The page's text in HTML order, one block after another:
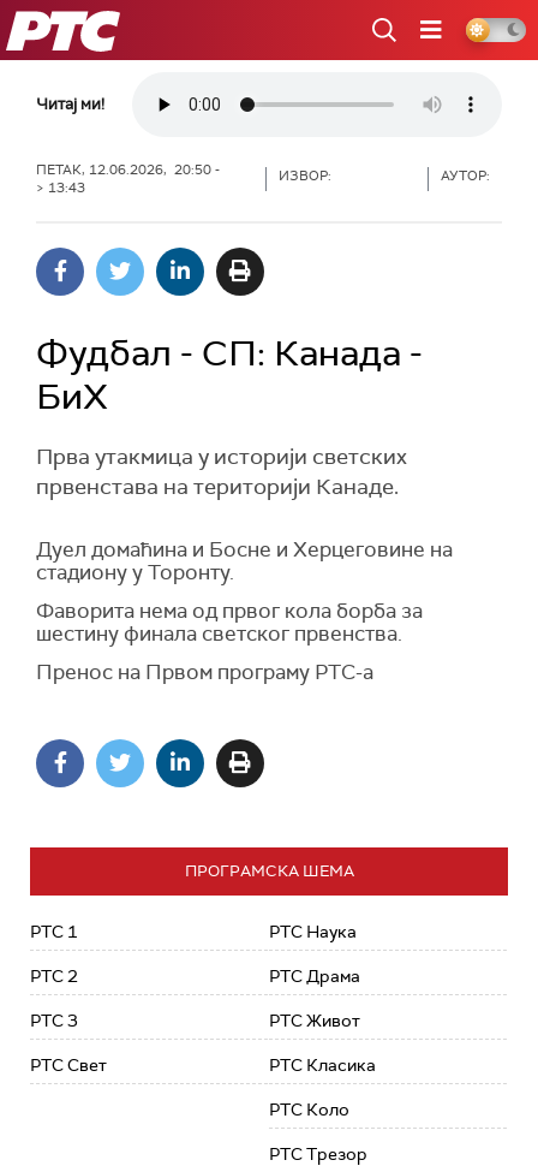
РТС
Читај ми!
ПЕТАК, 12.06.2026, 20:50 -
> 13:43
ИЗВОР: АУТОР:
Фудбал - СП: Канада -
БиХ
Прва утакмица у историји светских
првенставa на територији Канаде.
Дуел домаћина и Босне и Херцеговине на
стадиону у Торонту.
Фаворита нема од првог кола борба за
шестину финала светског првенства.
Пренос на Првом програму РТС-а
ПРОГРАМСКА ШЕМА
РТС 1
РТС 2
РТС 3
РТС Свет
РТС Наука
РТС Драма
РТС Живот
РТС Класика
РТС Коло
РТС Трезор